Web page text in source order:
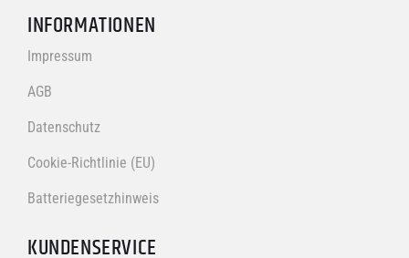
INFORMATIONEN
Impressum
AGB
Datenschutz
Cookie-Richtlinie (EU)
Batteriegesetzhinweis
KUNDENSERVICE